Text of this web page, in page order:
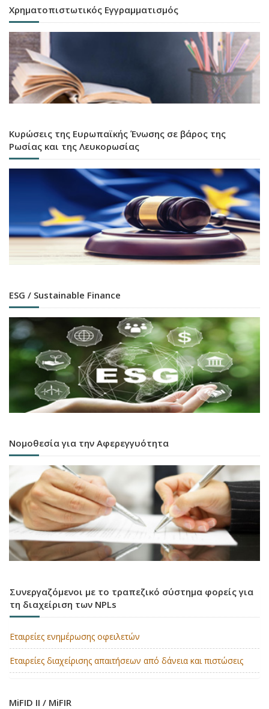
Χρηματοπιστωτικός Εγγραμματισμός
Κυρώσεις της Ευρωπαϊκής Ένωσης σε βάρος της
Ρωσίας και της Λευκορωσίας
ESG / Sustainable Finance
Νομοθεσία για την Αφερεγγυότητα
Συνεργαζόμενοι με το τραπεζικό σύστημα φορείς για
τη διαχείριση των NPLs
Εταιρείες ενημέρωσης οφειλετών
Εταιρείες διαχείρισης απαιτήσεων από δάνεια και πιστώσεις
MiFID II / MiFIR